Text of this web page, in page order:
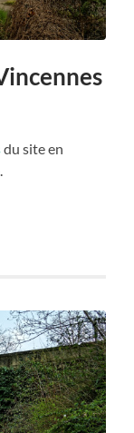
du site en